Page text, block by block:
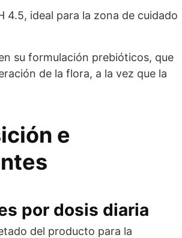
4.5, ideal para la zona de cuidado
su formulación prebióticos, que
de la flora, a la vez que la
e
por dosis diaria
del producto para la